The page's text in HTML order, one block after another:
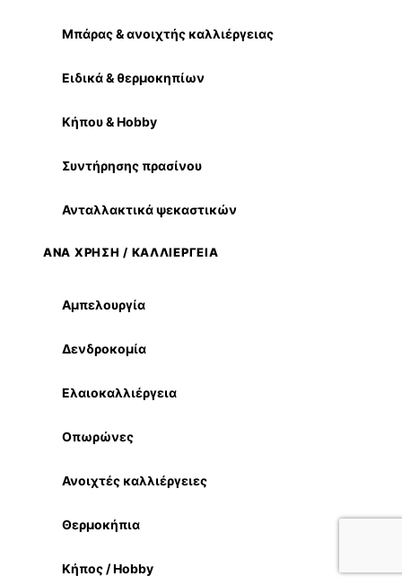
Μπάρας & ανοιχτής καλλιέργειας
Ειδικά & θερμοκηπίων
Κήπου & Hobby
Συντήρησης πρασίνου
Ανταλλακτικά ψεκαστικών
ΑΝΑ ΧΡΗΣΗ / ΚΑΛΛΙΕΡΓΕΙΑ
Αμπελουργία
Δενδροκομία
Ελαιοκαλλιέργεια
Οπωρώνες
Ανοιχτές καλλιέργειες
Θερμοκήπια
Κήπος / Hobby